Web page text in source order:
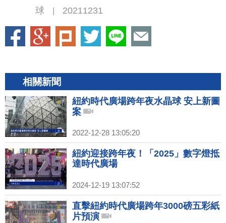
球 20211231
相關新聞
紐約時代廣場跨年夜水晶球 安上新圖
案
2022-12-28 13:05:20
紐約迎接跨年夜！「2025」數字燈抵
達時代廣場
2024-12-19 13:07:52
直擊紐約時代廣場跨年3000磅五彩紙
片預演